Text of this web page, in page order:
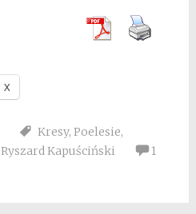
X
Kresy, Poelesie,
Ryszard Kapuściński
1